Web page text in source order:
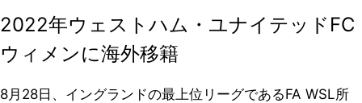
2022年ウェストハム・ユナイテッドFC
ウィメンに海外移籍
8月28日、イングランドの最上位リーグであるFA WSL所